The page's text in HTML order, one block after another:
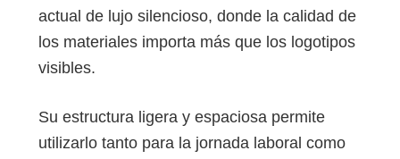
actual de lujo silencioso, donde la calidad de
los materiales importa más que los logotipos
visibles.
Su estructura ligera y espaciosa permite
utilizarlo tanto para la jornada laboral como